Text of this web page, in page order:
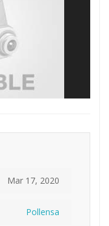
Mar 17, 2020
Pollensa